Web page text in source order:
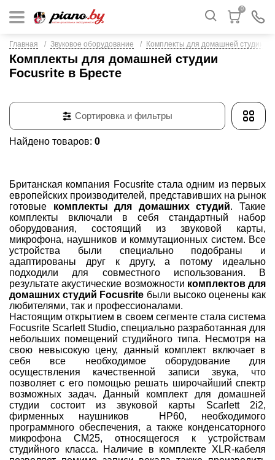
0
Главная Звуковое оборудование Комплекты для домашней студии
Комплекты для домашней студии
Focusrite в Бресте
Найдено товаров: 0
Сортировка и фильтры
Британская компания Focusrite стала одним из первых
европейских производителей, представивших на рынок
готовые комплекты для домашних студий. Такие
комплекты включали в себя стандартный набор
оборудования, состоящий из звуковой карты,
микрофона, наушников и коммутационных систем. Все
устройства были специально подобраны и
адаптированы друг к другу, а потому идеально
подходили для совместного использования. В
результате акустические возможности комплектов для
домашних студий Focusrite были высоко оценены как
любителями, так и профессионалами.
Настоящим открытием в своем сегменте стала система
Focusrite Scarlett Studio, специально разработанная для
небольших помещений студийного типа. Несмотря на
свою невысокую цену, данный комплект включает в
себя все необходимое оборудование для
осуществления качественной записи звука, что
позволяет с его помощью решать широчайший спектр
возможных задач. Данный комплект для домашней
студии состоит из звуковой карты Scarlett 2i2,
фирменных наушников HP60, необходимого
программного обеспечения, а также конденсаторного
микрофона CM25, относящегося к устройствам
студийного класса. Наличие в комплекте XLR-кабеля